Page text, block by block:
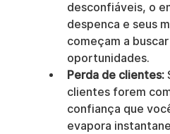
desconfiáveis, o
despenca e seus
começam a
oportunidades.
Perda de clientes:
clientes forem
confiança que
evapora